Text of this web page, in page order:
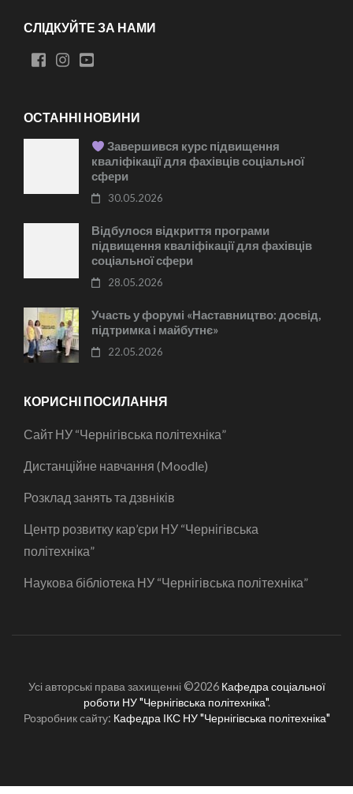
СЛІДКУЙТЕ ЗА НАМИ
ОСТАННІ НОВИНИ
Завершився курс підвищення
кваліфікації для фахівців соціальної
сфери
30.05.2026
Відбулося відкриття програми
підвищення кваліфікації для фахівців
соціальної сфери
28.05.2026
Участь у форумі «Наставництво: досвід,
підтримка і майбутнє»
22.05.2026
КОРИСНІ ПОСИЛАННЯ
Сайт НУ “Чернігівська політехніка”
Дистанційне навчання (Moodle)
Розклад занять та дзвніків
Центр розвитку кар’єри НУ “Чернігівська
політехніка”
Наукова бібліотека НУ “Чернігівська політехніка”
Усі авторські права захищенні ©2026 Кафедра соціальної
роботи НУ "Чернігівська політехніка".
Розробник сайту: Кафедра ІКС НУ "Чернігівська політехніка"